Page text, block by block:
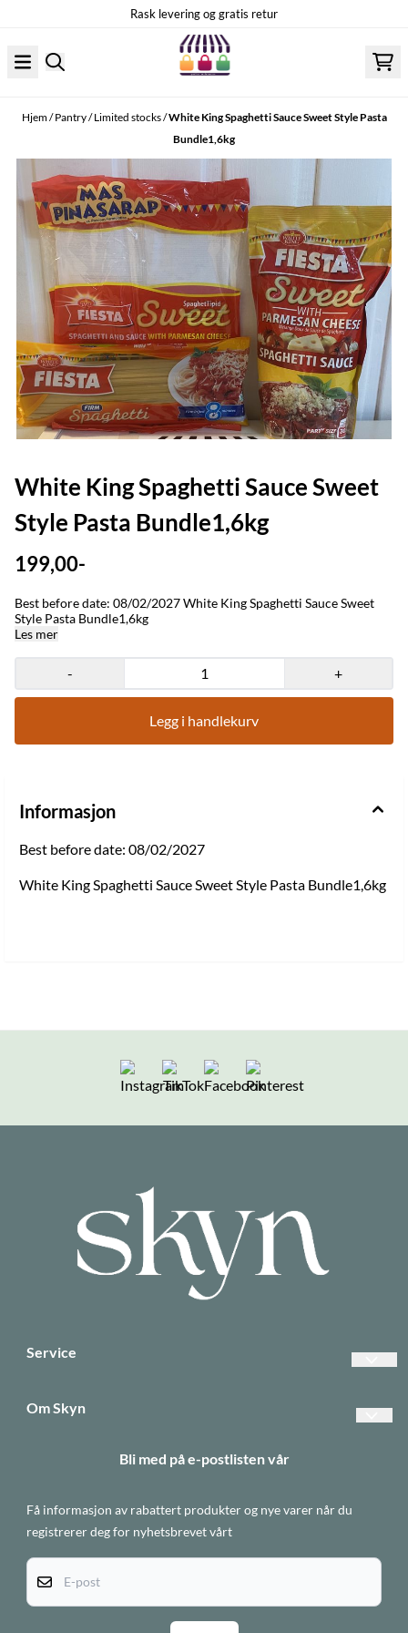
Rask levering og gratis retur
Hjem/Pantry/Limited stocks/White King Spaghetti Sauce Sweet Style Pasta
Bundle1,6kg
White King Spaghetti Sauce Sweet
Style Pasta Bundle1,6kg
199,00-
Best before date: 08/02/2027 White King Spaghetti Sauce Sweet
Style Pasta Bundle1,6kg
Les mer
- +
Legg i handlekurv
Informasjon
Best before date: 08/02/2027
White King Spaghetti Sauce Sweet Style Pasta Bundle1,6kg
Følg oss på Instagram
Følg oss på TikTok
Følg oss på Facebook
Service
Informasjonskapsler
Om Skyn
Personvern
Salgsbetingelser
Bli med på e-postlisten vår
Få informasjon av rabattert produkter og nye varer når du
registrerer deg for nyhetsbrevet vårt